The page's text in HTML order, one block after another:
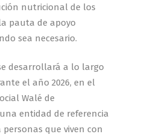
nutricional de los
pauta de apoyo
sea necesario.
desarrollará a lo largo
el año 2026, en el
Walé de
entidad de referencia
que viven con